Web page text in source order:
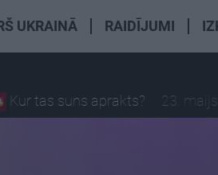
UKRAINĀ RAIDĪJUMI
Kur tas suns aprakts? 23. maijs